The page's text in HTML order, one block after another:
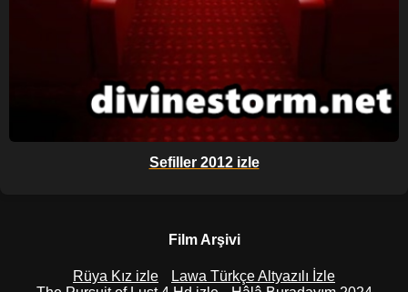
Sefiller 2012 izle
Film Arşivi
Rüya Kız izle
Lawa Türkçe Altyazılı İzle